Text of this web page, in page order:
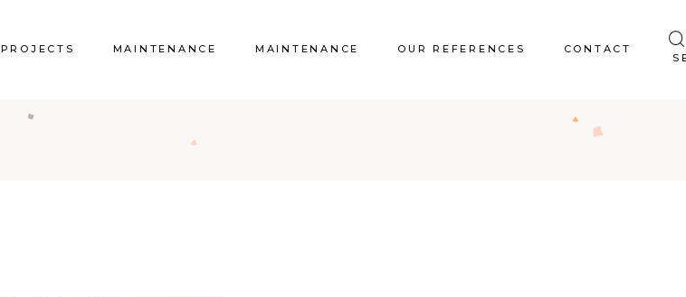
PROJECTS MAINTENANCE MAINTENANCE OUR REFERENCES CONTACT